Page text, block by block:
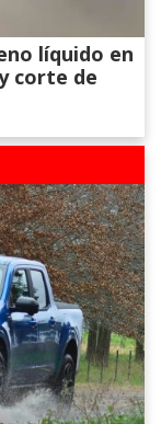
líquido en
corte de